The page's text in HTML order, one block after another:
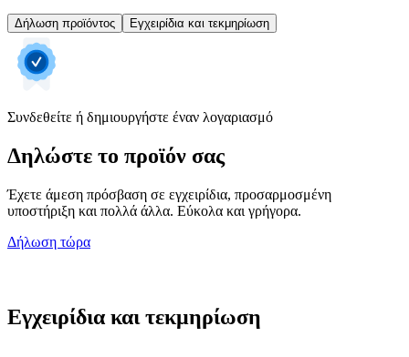
Δήλωση προϊόντος Εγχειρίδια και τεκμηρίωση
Συνδεθείτε ή δημιουργήστε έναν λογαριασμό
Δηλώστε το προϊόν σας
Έχετε άμεση πρόσβαση σε εγχειρίδια, προσαρμοσμένη
υποστήριξη και πολλά άλλα. Εύκολα και γρήγορα.
Δήλωση τώρα
Εγχειρίδια και τεκμηρίωση